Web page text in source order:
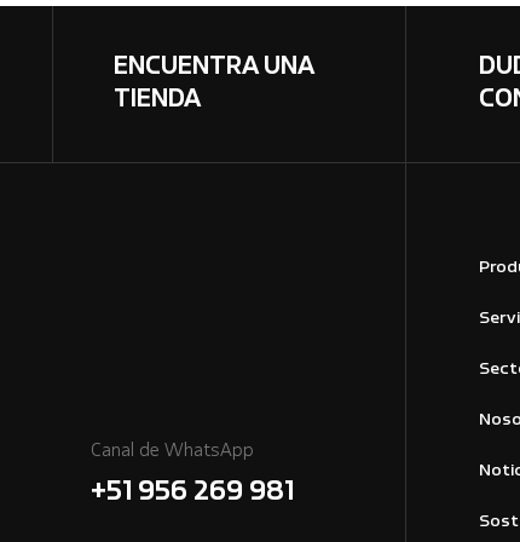
ENCUENTRA UNA
TIENDA
Canal de WhatsApp
+51 956 269 981